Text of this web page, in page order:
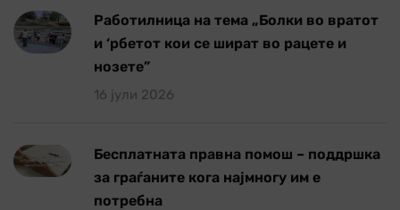
Работилница на тема „Болки во вратот
и ‘рбетот кои се шират во рацете и
нозете”
16 јули 2026
Бесплатната правна помош – поддршка
за граѓаните кога најмногу им е
потребна